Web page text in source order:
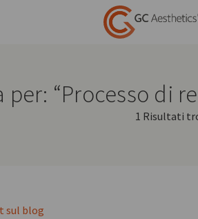
“Processo di
1 Risultati
sul blog